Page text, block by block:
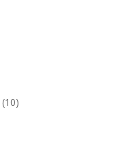
(10)